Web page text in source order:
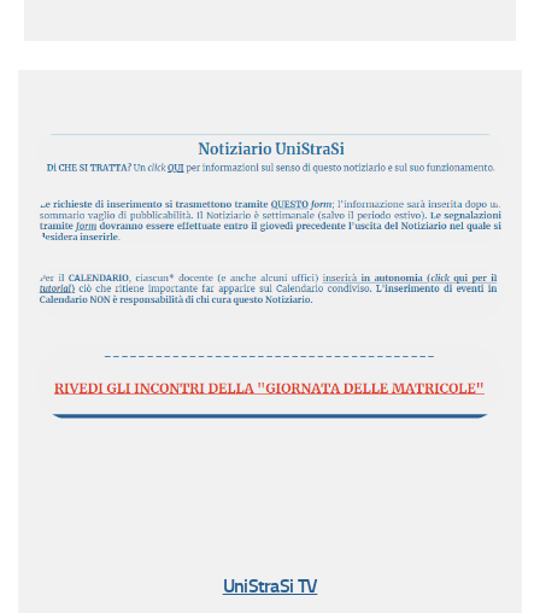
UniStraSi TV